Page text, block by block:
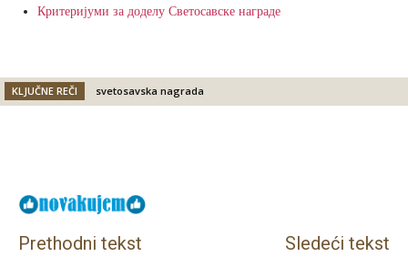
Критеријуми за доделу Светосавске награде
KLJUČNE REČI svetosavska nagrada
Prethodni tekst Sledeći tekst